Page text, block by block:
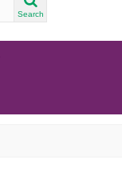
Search